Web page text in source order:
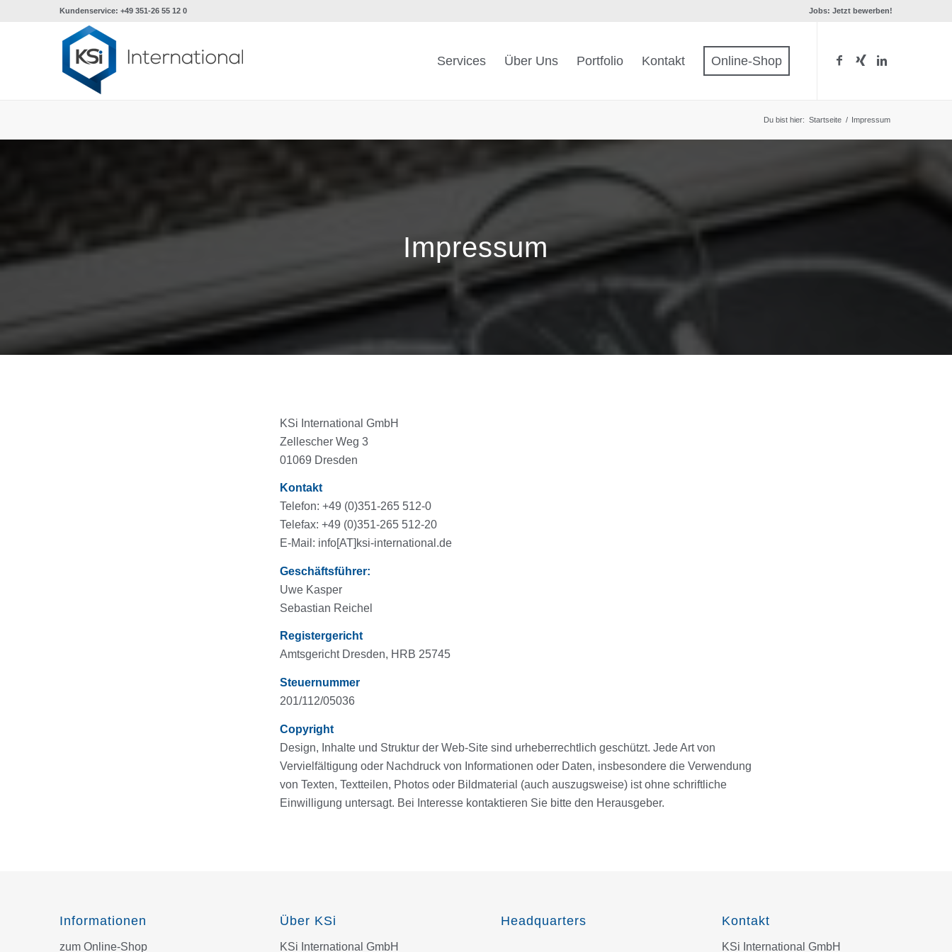
Jobs: Jetzt bewerben!
Kundenservice: +49 351-26 55 12 0
Services Über Uns Portfolio Kontakt Online-Shop
Du bist hier: Startseite / Impressum
Impressum
KSi International GmbH
Zellescher Weg 3
01069 Dresden
Kontakt
Telefon: +49 (0)351-265 512-0
Telefax: +49 (0)351-265 512-20
E-Mail: info[AT]ksi-international.de
Geschäftsführer:
Uwe Kasper
Sebastian Reichel
Registergericht
Amtsgericht Dresden, HRB 25745
Steuernummer
201/112/05036
Copyright
Design, Inhalte und Struktur der Web-Site sind urheberrechtlich geschützt. Jede Art von
Vervielfältigung oder Nachdruck von Informationen oder Daten, insbesondere die Verwendung
von Texten, Textteilen, Photos oder Bildmaterial (auch auszugsweise) ist ohne schriftliche
Einwilligung untersagt. Bei Interesse kontaktieren Sie bitte den Herausgeber.
Informationen
zum Online-Shop
Über KSi
KSi International GmbH
Headquarters Kontakt
KSi International GmbH